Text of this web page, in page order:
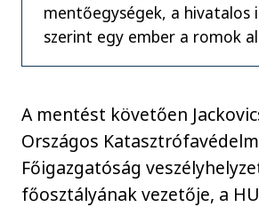
mentőegységek, a hivatalos
szerint egy ember a romok
A mentést követően
Országos
Főigazgatóság
főosztályának vezetője, a